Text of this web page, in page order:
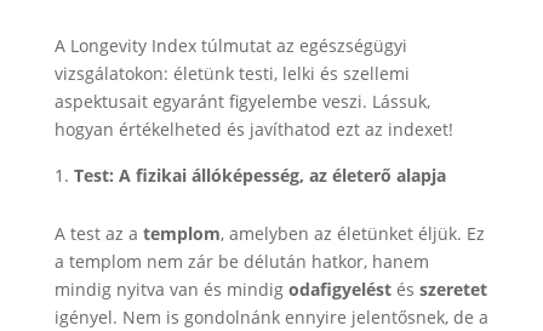
A Longevity Index túlmutat az egészségügyi
vizsgálatokon: életünk testi, lelki és szellemi
aspektusait egyaránt figyelembe veszi. Lássuk,
hogyan értékelheted és javíthatod ezt az indexet!
Test: A fizikai állóképesség, az életerő alapja
A test az a templom, amelyben az életünket éljük. Ez
a templom nem zár be délután hatkor, hanem
mindig nyitva van és mindig odafigyelést és szeretet
igényel. Nem is gondolnánk ennyire jelentősnek, de a